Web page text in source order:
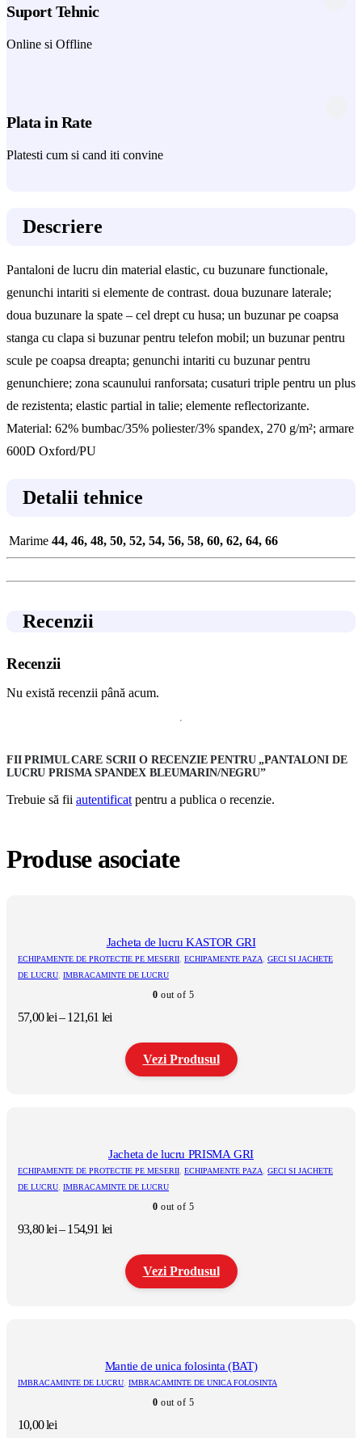
Suport Tehnic
Online si Offline
Plata in Rate
Platesti cum si cand iti convine
Descriere
Pantaloni de lucru din material elastic, cu buzunare functionale,
genunchi intariti si elemente de contrast. doua buzunare laterale;
doua buzunare la spate – cel drept cu husa; un buzunar pe coapsa
stanga cu clapa si buzunar pentru telefon mobil; un buzunar pentru
scule pe coapsa dreapta; genunchi intariti cu buzunar pentru
genunchiere; zona scaunului ranforsata; cusaturi triple pentru un plus
de rezistenta; elastic partial in talie; elemente reflectorizante.
Material: 62% bumbac/35% poliester/3% spandex, 270 g/m²; armare
600D Oxford/PU
Detalii tehnice
Marime 44, 46, 48, 50, 52, 54, 56, 58, 60, 62, 64, 66
Recenzii
Recenzii
Nu există recenzii până acum.
FII PRIMUL CARE SCRII O RECENZIE PENTRU „PANTALONI DE
LUCRU PRISMA SPANDEX BLEUMARIN/NEGRU”
Trebuie să fii autentificat pentru a publica o recenzie.
Produse asociate
Jacheta de lucru KASTOR GRI
ECHIPAMENTE DE PROTECTIE PE MESERII, ECHIPAMENTE PAZA, GECI SI JACHETE
DE LUCRU, IMBRACAMINTE DE LUCRU
0 out of 5
57,00lei– 121,61 leiInterval
prețuri:
57,00 lei
până
Vezi Produsul
variații.
Opțiunile
pot
alese
în
Jacheta de lucru PRISMA GRI
ECHIPAMENTE DE PROTECTIE PE MESERII, ECHIPAMENTE PAZA, GECI SI JACHETE
DE LUCRU, IMBRACAMINTE DE LUCRU
0 out of 5
93,80lei– 154,91 leiInterval
prețuri:
93,80 lei
până
Vezi Produsul
variații.
Opțiunile
fi
Mantie de unica folosinta (BAT)
IMBRACAMINTE DE LUCRU, IMBRACAMINTE DE UNICA FOLOSINTA
0 out of 5
10,00lei